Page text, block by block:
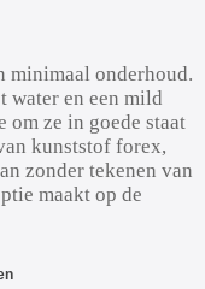
minimaal onderhoud.
water en een mild
ze in goede staat
kunststof forex,
zonder tekenen van
maakt op de